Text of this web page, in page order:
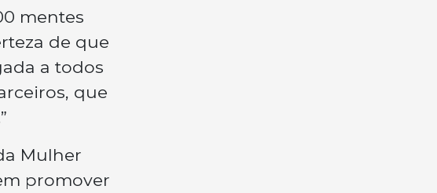
mentes
de que
a todos
que
Mulher
promover